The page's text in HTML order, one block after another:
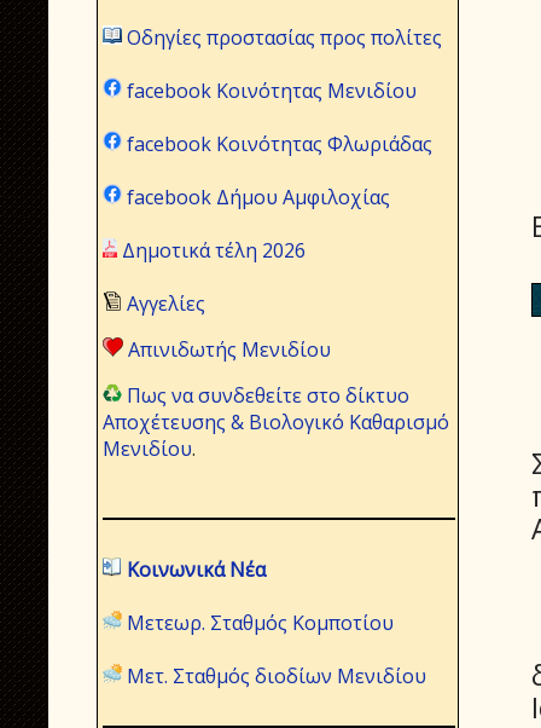
Οδηγίες προστασίας προς πολίτες
facebook Κοινότητας Μενιδίου
facebook Κοινότητας Φλωριάδας
facebook Δήμου Αμφιλοχίας
Δημοτικά τέλη 2026
Αγγελίες
Απινιδωτής Μενιδίου
Πως να συνδεθείτε στο δίκτυο
Αποχέτευσης & Βιολογικό Καθαρισμό
Μενιδίου.
Κοινωνικά Νέα
Μετεωρ. Σταθμός Κομποτίου
Μετ. Σταθμός διοδίων Μενιδίου